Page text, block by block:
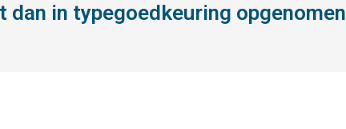
in typegoedkeuring opgenomen